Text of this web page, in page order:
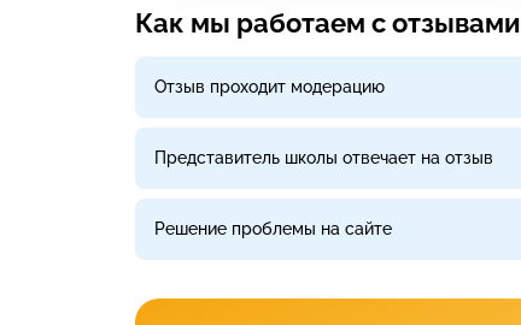
Как мы работаем с отзывами
Отзыв проходит модерацию
Представитель школы отвечает на отзыв
Решение проблемы на сайте